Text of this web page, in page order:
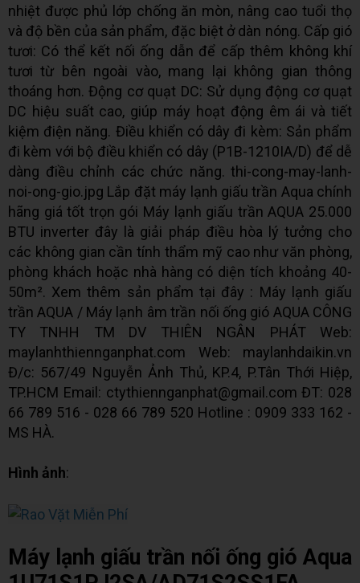
nhiệt được phủ lớp chống ăn mòn, nâng cao tuổi thọ
và độ bền của sản phẩm, đặc biệt ở dàn nóng. Cấp gió
tươi: Có thể kết nối ống dẫn để cấp thêm không khí
tươi từ bên ngoài vào, mang lại không gian thông
thoáng hơn. Động cơ quạt DC: Sử dụng động cơ quạt
DC hiệu suất cao, giúp máy hoạt động êm ái và tiết
kiệm điện năng. Điều khiển có dây đi kèm: Sản phẩm
đi kèm với bộ điều khiển có dây (P1B-1210IA/D) để dễ
dàng điều chỉnh các chức năng. thi-cong-may-lanh-
noi-ong-gio.jpg Lắp đặt máy lạnh giấu trần Aqua chính
hãng giá tốt trọn gói Máy lạnh giấu trần AQUA 25.000
BTU inverter đây là giải pháp điều hòa lý tưởng cho
các không gian cần tính thẩm mỹ cao như văn phòng,
phòng khách hoặc nhà hàng có diện tích khoảng 40-
50m². Xem thêm sản phẩm tại đây : Máy lạnh giấu
trần AQUA / Máy lạnh âm trần nối ống gió AQUA CÔNG
TY TNHH TM DV THIÊN NGÂN PHÁT Web:
maylanhthiennganphat.com Web: maylanhdaikin.vn
Đ/c: 567/49 Nguyễn Ảnh Thủ, KP.4, P.Tân Thới Hiệp,
TP.HCM Email: ctythiennganphat@gmail.com ĐT: 028
66 789 516 - 028 66 789 520 Hotline : 0909 333 162 -
MS HÀ.
Hình ảnh:
Máy lạnh giấu trần nối ống gió Aqua